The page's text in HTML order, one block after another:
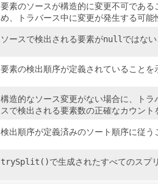
要素のソースが構造的に変更不可であ
め、トラバース中に変更が発生する可能
ソースで検出される要素がnull ではな
要素の検出順序が定義されていることを
構造的なソース変更がない場合に、ト
スで検出される要素数の正確なカウン
検出順序が定義済みのソート順序に従
trySplit()で生成されたすべてのスプ